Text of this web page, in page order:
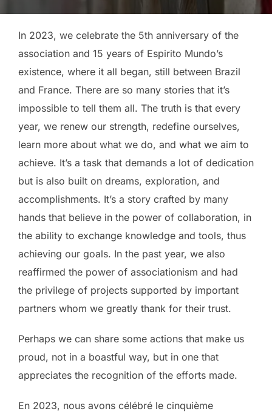
In 2023, we celebrate the 5th anniversary of the
association and 15 years of Espirito Mundo’s
existence, where it all began, still between Brazil
and France. There are so many stories that it’s
impossible to tell them all. The truth is that every
year, we renew our strength, redefine ourselves,
learn more about what we do, and what we aim to
achieve. It’s a task that demands a lot of dedication
but is also built on dreams, exploration, and
accomplishments. It’s a story crafted by many
hands that believe in the power of collaboration, in
the ability to exchange knowledge and tools, thus
achieving our goals. In the past year, we also
reaffirmed the power of associationism and had
the privilege of projects supported by important
partners whom we greatly thank for their trust.
Perhaps we can share some actions that make us
proud, not in a boastful way, but in one that
appreciates the recognition of the efforts made.
En 2023, nous avons célébré le cinquième